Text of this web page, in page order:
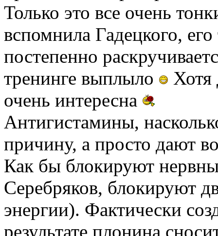
Только это все очень
вспомнила Гадецкого,
постепенно
тренинге выплыло
Хотя
очень интересна
Антигистамины,
причину, а просто дают
Как бы блокируют
Серебряков, блокируют
энергии). Фактически
результате плонина